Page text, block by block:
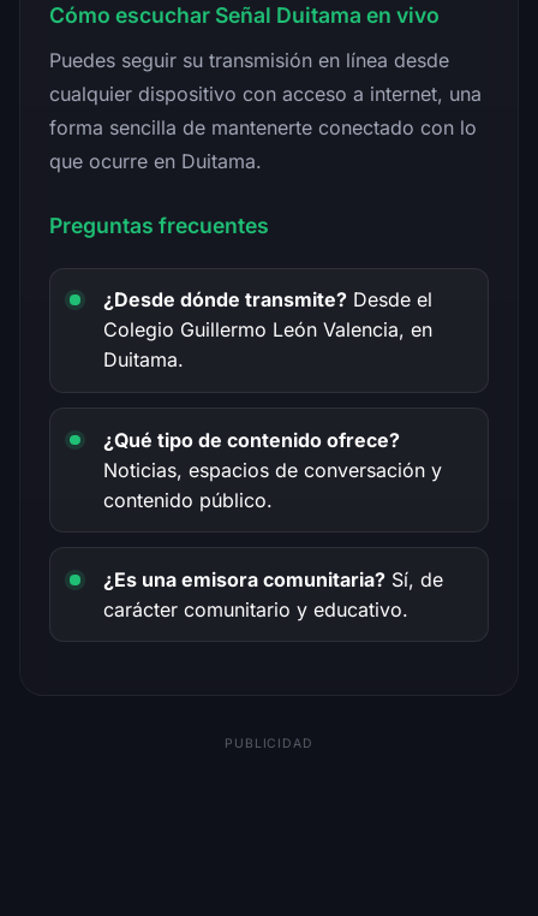
Cómo escuchar Señal Duitama en vivo
Puedes seguir su transmisión en línea desde
cualquier dispositivo con acceso a internet, una
forma sencilla de mantenerte conectado con lo
que ocurre en Duitama.
Preguntas frecuentes
¿Desde dónde transmite? Desde el
Colegio Guillermo León Valencia, en
Duitama.
¿Qué tipo de contenido ofrece?
Noticias, espacios de conversación y
contenido público.
¿Es una emisora comunitaria? Sí, de
carácter comunitario y educativo.
PUBLICIDAD